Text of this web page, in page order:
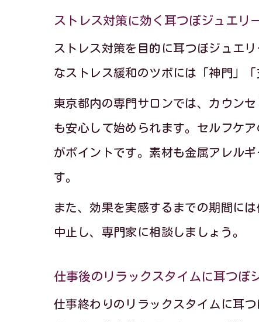
ストレス対策に効く耳つぼジュエリ
ストレス対策を目的に耳つぼジュエ
なストレス緩和のツボには「神門」
東京都内の専門サロンでは、カウン
も安心して始められます。セルフケ
がポイントです。素材も金属アレル
す。
また、効果を実感するまでの期間に
中止し、専門家に相談しましょう。
仕事後のリラックスタイムに耳つぼ
仕事終わりのリラックスタイムに耳